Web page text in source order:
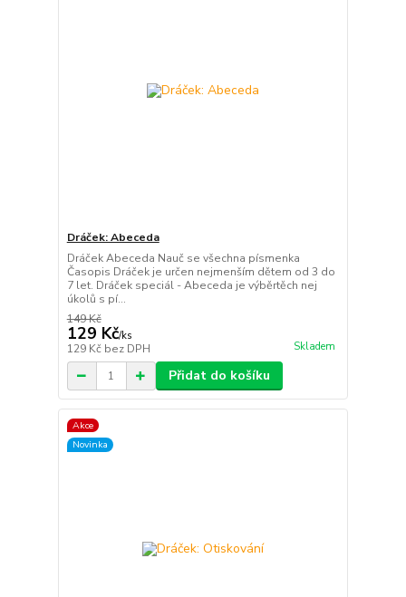
Dráček: Abeceda
Dráček Abeceda Nauč se všechna písmenka
Časopis Dráček je určen nejmenším dětem od 3 do
7 let. Dráček speciál - Abeceda je výběrtěch nej
úkolů s pí...
149 Kč
129 Kč/ks
129 Kč bez DPH Skladem
Přidat do košíku
Akce
Novinka